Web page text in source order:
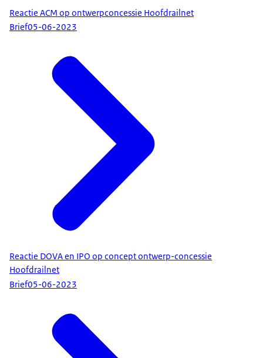
Reactie ACM op ontwerpconcessie Hoofdrailnet
Brief05-06-2023
Reactie DOVA en IPO op concept ontwerp-concessie
Hoofdrailnet
Brief05-06-2023